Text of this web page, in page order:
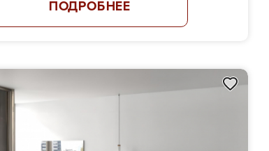
ПОДРОБНЕЕ